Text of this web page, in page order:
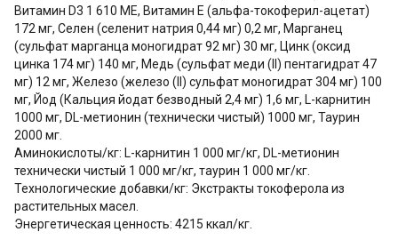
Витамин D3 1 610 МЕ, Витамин Е (альфа-токоферил-ацетат)
172 мг, Селен (селенит натрия 0,44 мг) 0,2 мг, Марганец
(сульфат марганца моногидрат 92 мг) 30 мг, Цинк (оксид
цинка 174 мг) 140 мг, Медь (сульфат меди (II) пентагидрат 47
мг) 12 мг, Железо (железо (II) сульфат моногидрат 304 мг) 100
мг, Йод (Кальция йодат безводный 2,4 мг) 1,6 мг, L-карнитин
1000 мг, DL-метионин (технически чистый) 1000 мг, Таурин
2000 мг.
Аминокислоты/кг: L-карнитин 1 000 мг/кг, DL-метионин
технически чистый 1 000 мг/кг, таурин 1 000 мг/кг.
Технологические добавки/кг: Экстракты токоферола из
растительных масел.
Энергетическая ценность: 4215 ккал/кг.